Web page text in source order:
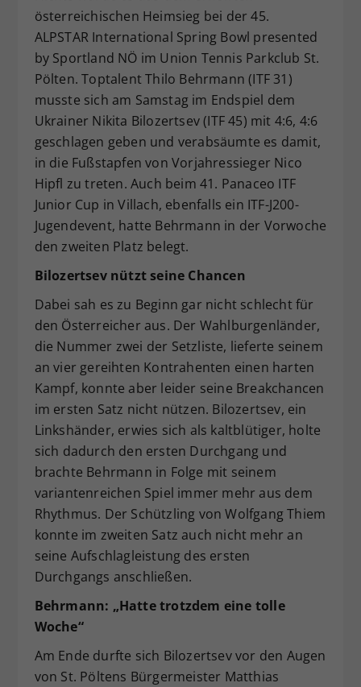
österreichischen Heimsieg bei der 45.
ALPSTAR International Spring Bowl presented
by Sportland NÖ im Union Tennis Parkclub St.
Pölten. Toptalent Thilo Behrmann (ITF 31)
musste sich am Samstag im Endspiel dem
Ukrainer Nikita Bilozertsev (ITF 45) mit 4:6, 4:6
geschlagen geben und verabsäumte es damit,
in die Fußstapfen von Vorjahressieger Nico
Hipfl zu treten. Auch beim 41. Panaceo ITF
Junior Cup in Villach, ebenfalls ein ITF-J200-
Jugendevent, hatte Behrmann in der Vorwoche
den zweiten Platz belegt.
Bilozertsev nützt seine Chancen
Dabei sah es zu Beginn gar nicht schlecht für
den Österreicher aus. Der Wahlburgenländer,
die Nummer zwei der Setzliste, lieferte seinem
an vier gereihten Kontrahenten einen harten
Kampf, konnte aber leider seine Breakchancen
im ersten Satz nicht nützen. Bilozertsev, ein
Linkshänder, erwies sich als kaltblütiger, holte
sich dadurch den ersten Durchgang und
brachte Behrmann in Folge mit seinem
variantenreichen Spiel immer mehr aus dem
Rhythmus. Der Schützling von Wolfgang Thiem
konnte im zweiten Satz auch nicht mehr an
seine Aufschlagleistung des ersten
Durchgangs anschließen.
Behrmann: „Hatte trotzdem eine tolle
Woche“
Am Ende durfte sich Bilozertsev vor den Augen
von St. Pöltens Bürgermeister Matthias
Zweck
Dieser Wert speichert Ihre Consent-
Einstellungen. Unter anderem eine
zufällig generierte ID, für die
historische Speicherung Ihrer
vorgenommen Einstellungen, falls der
Webseiten-Betreiber dies eingestellt
hat.